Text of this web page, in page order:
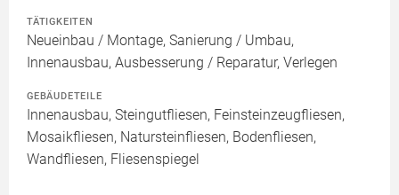
TÄTIGKEITEN
Neueinbau / Montage, Sanierung / Umbau,
Innenausbau, Ausbesserung / Reparatur, Verlegen
GEBÄUDETEILE
Innenausbau, Steingutfliesen, Feinsteinzeugfliesen,
Mosaikfliesen, Natursteinfliesen, Bodenfliesen,
Wandfliesen, Fliesenspiegel